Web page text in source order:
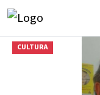
CULTURA